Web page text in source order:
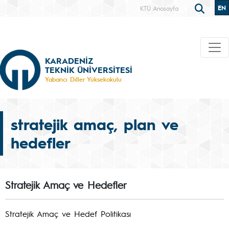
KTÜ Anasayfa EN
KARADENİZ
TEKNİK ÜNİVERSİTESİ
Yabancı Diller Yüksekokulu
stratejik amaç, plan ve
hedefler
Stratejik Amaç ve Hedefler
Stratejik Amaç ve Hedef Politikası